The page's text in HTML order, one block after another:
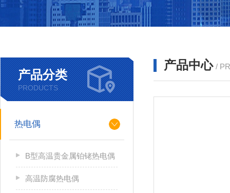
产品分类
PRODUCTS
热电偶
B型高温贵金属铂铑热电偶
高温防腐热电偶
产品中心 /